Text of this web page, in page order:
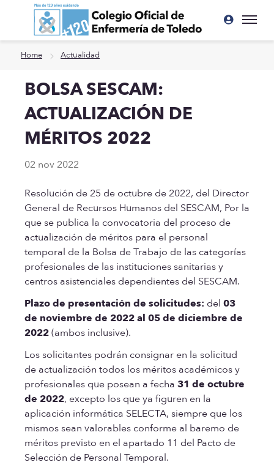
Ir a contenido principal
Home Actualidad
BOLSA SESCAM:
ACTUALIZACIÓN DE
MÉRITOS 2022
02 nov 2022
Resolución de 25 de octubre de 2022, del Director
General de Recursos Humanos del SESCAM, Por la
que se publica la convocatoria del proceso de
actualización de méritos para el personal
temporal de la Bolsa de Trabajo de las categorías
profesionales de las instituciones sanitarias y
centros asistenciales dependientes del SESCAM.
Plazo de presentación de solicitudes: del 03
de noviembre de 2022 al 05 de diciembre de
2022(ambos inclusive).
Los solicitantes podrán consignar en la solicitud
de actualización todos los méritos académicos y
profesionales que posean a fecha 31 de octubre
de 2022, excepto los que ya figuren en la
aplicación informática SELECTA, siempre que los
mismos sean valorables conforme al baremo de
méritos previsto en el apartado 11 del Pacto de
Selección de Personal Temporal.